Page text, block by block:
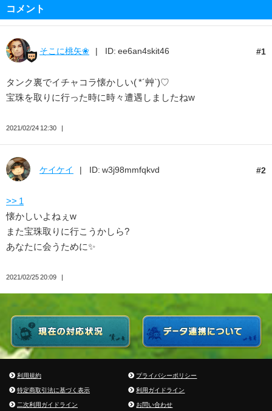
コメント
1
そこに桃矢❀ ID: ee6an4skit46
タンク裏でイチャコラ懐かしい( *´艸`)♡
宝珠を取りに行った時に時々遭遇しましたねw
2021/02/24 12:30
2
ケイケイ ID: w3j98mmfqkvd
>> 1
懐かしいよねぇw
また宝珠取りに行こうかしら?
あなたに会うために✨
2021/02/25 20:09
利用規約
プライバシーポリシー
特定商取引法に基づく表示
利用ガイドライン
二次利用ガイドライン
お問い合わせ